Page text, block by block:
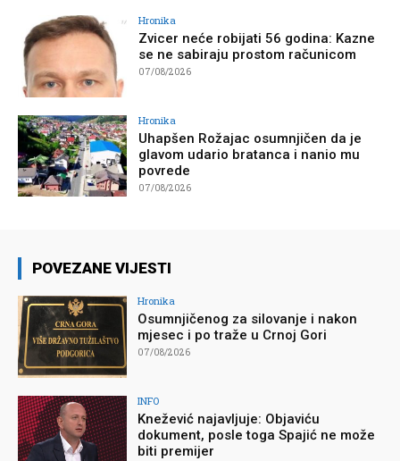
Hronika
Zvicer neće robijati 56 godina: Kazne
se ne sabiraju prostom računicom
07/08/2026
Hronika
Uhapšen Rožajac osumnjičen da je
glavom udario bratanca i nanio mu
povrede
07/08/2026
POVEZANE VIJESTI
Hronika
Osumnjičenog za silovanje i nakon
mjesec i po traže u Crnoj Gori
07/08/2026
INFO
Knežević najavljuje: Objaviću
dokument, posle toga Spajić ne može
biti premijer